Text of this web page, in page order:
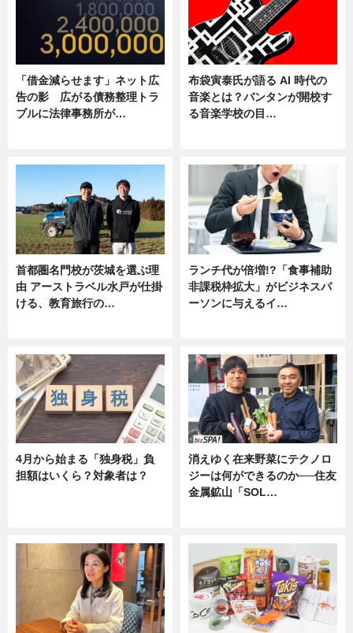
「借金減らせます」ネット広
告の影 広がる債務整理トラ
ブルに法律事務所が…
布袋寅泰氏が語る AI 時代の
音楽とは？バンタンが開校す
る音楽学校の目…
首都圏名門校が茨城を選ぶ理
由 アーストラベル水戸が仕掛
ける、教育旅行の…
ランチ代が倍増!?「食事補助
非課税枠拡大」がビジネスパ
ーソンに与えるイ…
4月から始まる「独身税」負
担額はいくら？対象者は？
消えゆく在来野菜にテクノロ
ジーは何ができるのか──住友
金属鉱山「SOL…